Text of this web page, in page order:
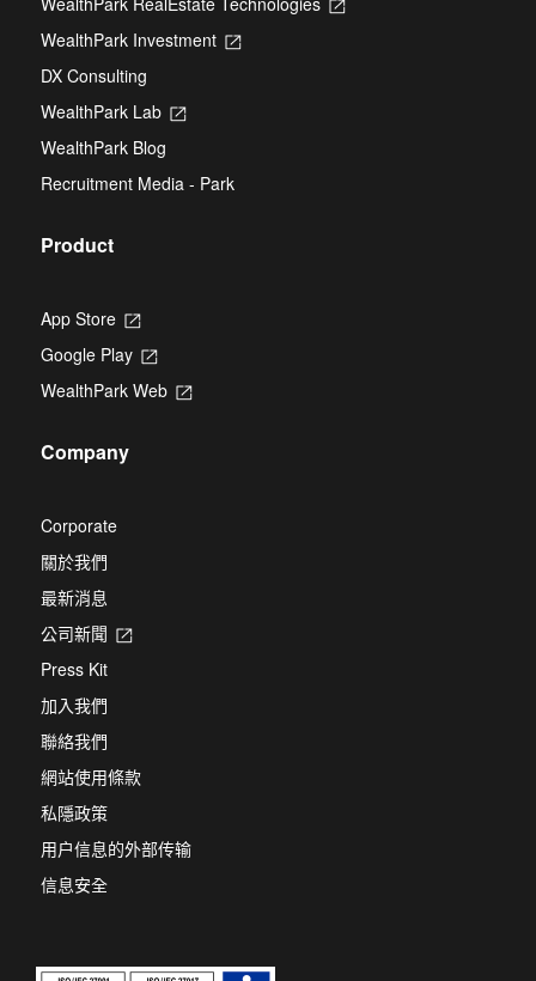
a
WealthPark Investment
Opens
DX Consulting
WealthPark Lab
Opens
new
tab
WealthPark Blog
Recruitment Media - Park
Product
App Store
Opens
a
new
tab
Google Play
Opens
a
WealthPark Web
Opens
Company
Corporate
關於我們
最新消息
公司新聞
Opens
Press Kit
加入我們
聯絡我們
網站使用條款
私隱政策
用户信息的外部传输
信息安全